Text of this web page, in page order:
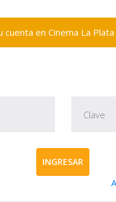
en Cinema La Plata
INGRESAR